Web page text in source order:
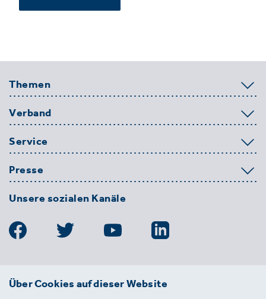
Themen
Verband
Service
Presse
Unsere sozialen Kanäle
BDE
Über Cookies auf dieser Website